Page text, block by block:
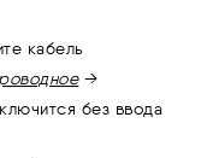
кабель
→
без ввода